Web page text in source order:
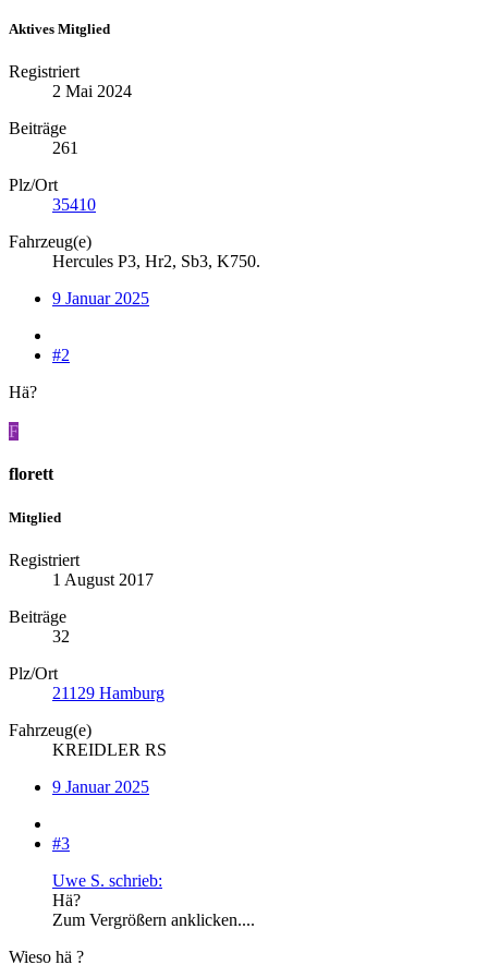
Aktives Mitglied
Registriert
2 Mai 2024
Beiträge
261
Plz/Ort
35410
Fahrzeug(e)
Hercules P3, Hr2, Sb3, K750.
9 Januar 2025
#2
Hä?
F
florett
Mitglied
Registriert
1 August 2017
Beiträge
32
Plz/Ort
21129 Hamburg
Fahrzeug(e)
KREIDLER RS
9 Januar 2025
#3
Uwe S. schrieb:
Hä?
Zum Vergrößern anklicken....
Wieso hä ?